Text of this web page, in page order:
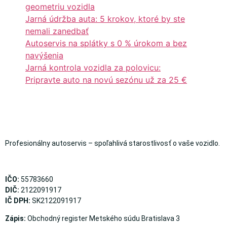
geometriu vozidla
Jarná údržba auta: 5 krokov, ktoré by ste
nemali zanedbať
Autoservis na splátky s 0 % úrokom a bez
navýšenia
Jarná kontrola vozidla za polovicu:
Pripravte auto na novú sezónu už za 25 €
Profesionálny autoservis – spoľahlivá starostlivosť o vaše vozidlo.
IČO: 55783660
DIČ: 2122091917
IČ DPH: SK2122091917
Zápis: Obchodný register Metského súdu Bratislava 3